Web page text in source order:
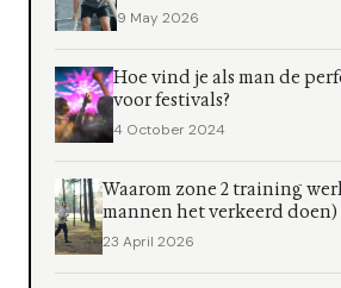
9 May 2026
Hoe vind je als man de
voor festivals?
4 October 2024
Waarom zone 2 training
mannen het verkeerd doen)
23 April 2026